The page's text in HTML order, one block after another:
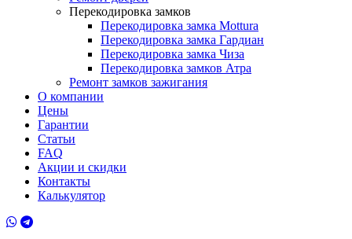
Перекодировка замков
Перекодировка замка Mottura
Перекодировка замка Гардиан
Перекодировка замка Чиза
Перекодировка замков Атра
Ремонт замков зажигания
О компании
Цены
Гарантии
Статьи
FAQ
Акции и скидки
Контакты
Калькулятор